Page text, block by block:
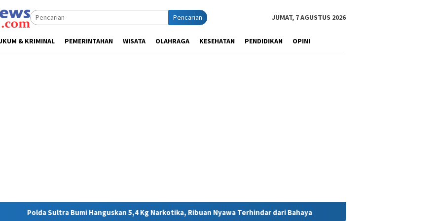
Pencarian JUMAT, 7 AGUSTUS 2026
& KRIMINAL PEMERINTAHAN WISATA OLAHRAGA KESEHATAN PENDIDIKAN OPINI
Bumi Hanguskan 5,4 Kg Narkotika, Ribuan Nyawa Terhindar dari Bahaya MIND ID Tegaskan Dukungan Penuh Bagi PT